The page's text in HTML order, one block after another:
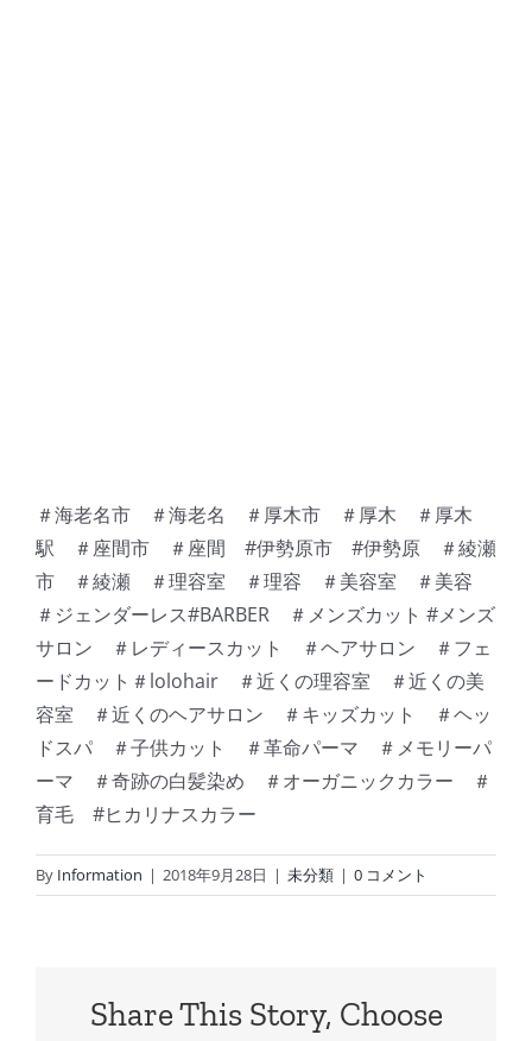
＃海老名市 ＃海老名 ＃厚木市 ＃厚木 ＃厚木
駅 ＃座間市 ＃座間 #伊勢原市 #伊勢原 ＃綾瀬
市 ＃綾瀬 ＃理容室 ＃理容 ＃美容室 ＃美容
＃ジェンダーレス#BARBER ＃メンズカット #メンズ
サロン ＃レディースカット ＃ヘアサロン ＃フェ
ードカット＃lolohair ＃近くの理容室 ＃近くの美
容室 ＃近くのヘアサロン ＃キッズカット ＃ヘッ
ドスパ ＃子供カット ＃革命パーマ ＃メモリーパ
ーマ ＃奇跡の白髪染め ＃オーガニックカラー ＃
育毛 #ヒカリナスカラー
By Information | 2018年9月28日 | 未分類 | 0 コメント
Share This Story, Choose